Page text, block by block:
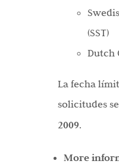
(SST)
Dutch
La fecha
solicitudes
2009.
More